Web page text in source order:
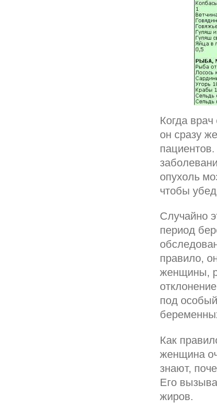
Когда
он сразу
опухоль
чтобы
Случайно
период
правило,
женщины,
под
Как
женщина
знают,
Его
жиров.